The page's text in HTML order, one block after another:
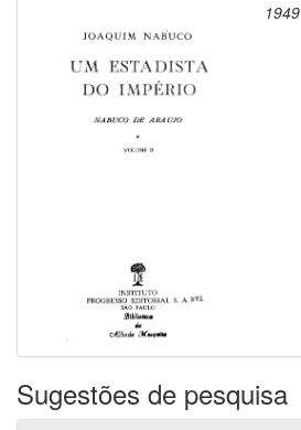
1949
Sugestões de pesquisa